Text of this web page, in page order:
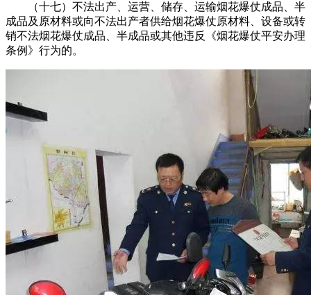
（十七）不法出产、运营、储存、运输烟花爆仗成品、半
成品及原材料或向不法出产者供给烟花爆仗原材料、设备或转
销不法烟花爆仗成品、半成品或其他违反《烟花爆仗平安办理
条例》行为的。